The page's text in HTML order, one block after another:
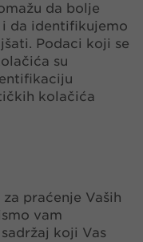
da bolje
da identifikujemo
Podaci koji se
su
kolačića
praćenje Vaših
vam
koji Vas